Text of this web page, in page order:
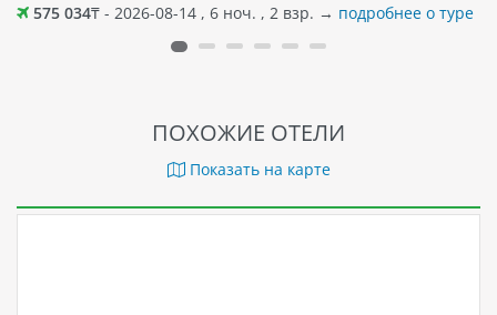
575 034₸ - 2026-08-14 , 6 ноч. , 2 взр. → подробнее о туре
ПОХОЖИЕ ОТЕЛИ
Показать на карте